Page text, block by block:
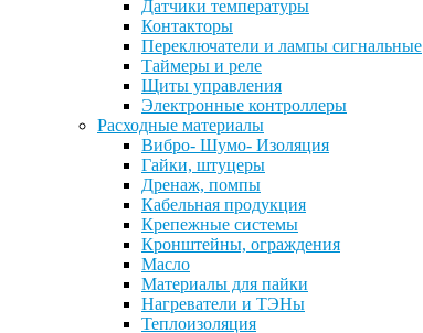
Датчики температуры
Контакторы
Переключатели и лампы сигнальные
Таймеры и реле
Щиты управления
Электронные контроллеры
Расходные материалы
Вибро- Шумо- Изоляция
Гайки, штуцеры
Дренаж, помпы
Кабельная продукция
Крепежные системы
Кронштейны, ограждения
Масло
Материалы для пайки
Нагреватели и ТЭНы
Теплоизоляция